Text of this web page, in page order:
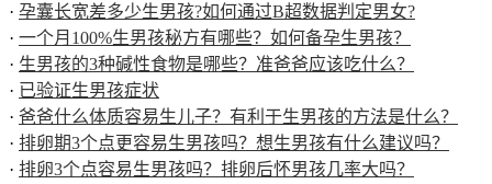
· 孕囊长宽差多少生男孩?如何通过B超数据判定男女?
· 一个月100%生男孩秘方有哪些？如何备孕生男孩？
· 生男孩的3种碱性食物是哪些？准爸爸应该吃什么？
· 已验证生男孩症状
· 爸爸什么体质容易生儿子？有利于生男孩的方法是什么？
· 排卵期3个点更容易生男孩吗？想生男孩有什么建议吗？
· 排卵3个点容易生男孩吗？排卵后怀男孩几率大吗？